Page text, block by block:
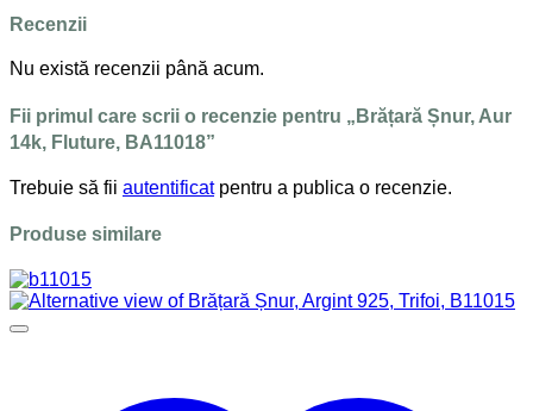
Recenzii
Nu există recenzii până acum.
Fii primul care scrii o recenzie pentru „Brățară Șnur, Aur
14k, Fluture, BA11018”
Trebuie să fii autentificatpentru a publica o recenzie.
Produse similare